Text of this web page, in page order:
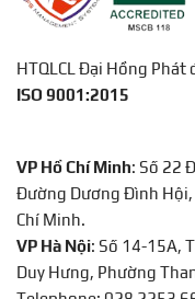
HTQLCL Đại Hồng
ISO 9001:2015
VP Hồ Chí Minh: Số 22
Đường Dương Đình Hội,
Chí Minh.
VP Hà Nội: Số 14-15A,
Duy Hưng, Phường